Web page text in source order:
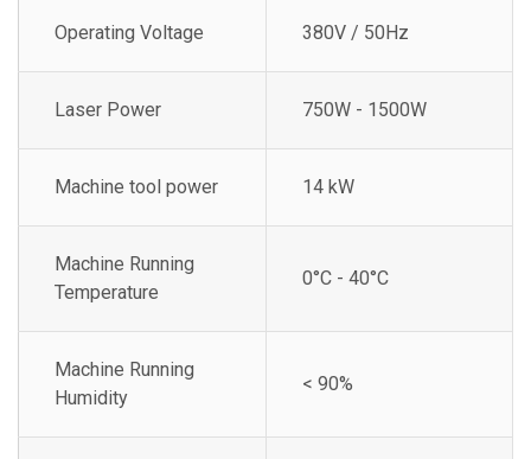
Operating Voltage 380V / 50Hz
Laser Power 750W - 1500W
Machine tool power 14 kW
Machine Running
Temperature
0°C - 40°C
Machine Running
Humidity
< 90%